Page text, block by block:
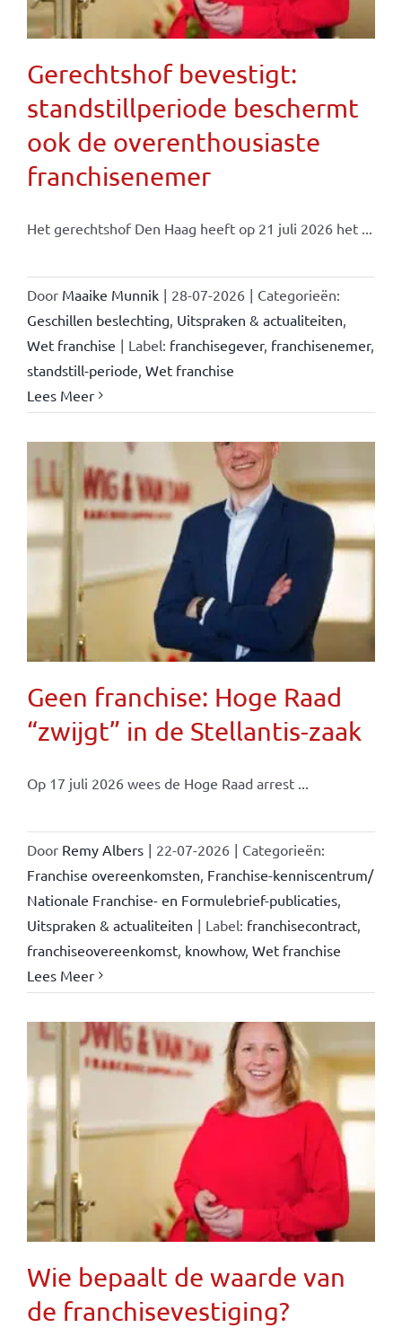
Gerechtshof bevestigt:
standstillperiode beschermt
ook de overenthousiaste
franchisenemer
Het gerechtshof Den Haag heeft op 21 juli 2026 het ...
Door Maaike Munnik | 28-07-2026 | Categorieën:
Geschillen beslechting Uitspraken & actualiteiten
Wet franchise | Label: franchisegever, franchisenemer,
standstill-periode Wet franchise
Lees Meer
Geen franchise: Hoge Raad
“zwijgt” in de Stellantis-zaak
Op 17 juli 2026 wees de Hoge Raad arrest ...
Door Remy Albers | 22-07-2026 | Categorieën:
Franchise overeenkomsten Franchise-kenniscentrum/
Nationale Franchise- en Formulebrief-publicaties,
Uitspraken & actualiteiten | Label: franchisecontract,
franchiseovereenkomst, knowhow, Wet franchise
Lees Meer
Wie bepaalt de waarde van
de franchisevestiging?